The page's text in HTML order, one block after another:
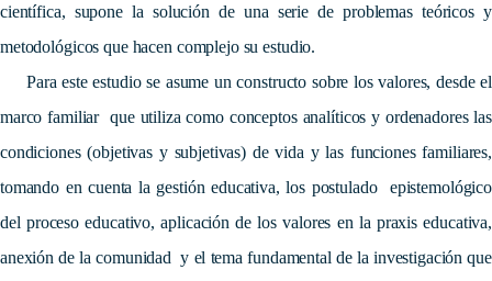
científica, supone la solu­ción de una serie de problemas teóricos y
metodológicos que hacen complejo su estudio.
Para este estudio se asume un constructo sobre los valores, desde el
marco familiar que uti­liza como conceptos analíticos y ordenadores las
condiciones (objetivas y subjetivas) de vida y las funciones familiares,
tomando en cuenta la gestión educativa, los postulado epistemológico
del proceso educativo, aplicación de los valores en la praxis educativa,
anexión de la comunidad y el tema fundamental de la investigación que